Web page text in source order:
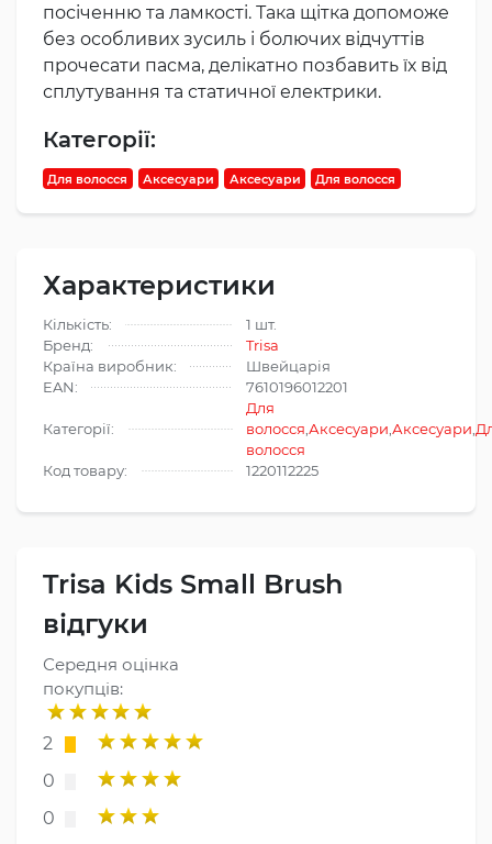
посіченню та ламкості. Така щітка допоможе
без особливих зусиль і болючих відчуттів
прочесати пасма, делікатно позбавить їх від
сплутування та статичної електрики.
Категорії:
Для волосся Аксесуари Аксесуари Для волосся
Характеристики
Кількість:
1 шт.
Бренд:
Trisa
Країна виробник:
Швейцарія
EAN:
7610196012201
Категорії:
Для
волосся,Аксесуари,Аксесуари,
волосся
Код товару:
1220112225
Trisa Kids Small Brush
відгуки
Середня оцінка
покупців:
2
0
0